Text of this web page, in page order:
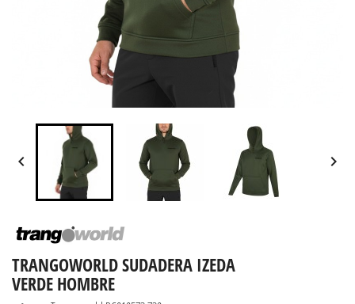
 
TRANGOWORLD SUDADERA IZEDA
VERDE HOMBRE